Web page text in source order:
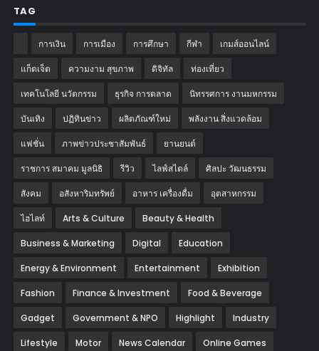
TAG
การเงิน การเมือง การศึกษา กีฬา เกมส์ออนไลน์
แก็ตเจ็ต ความงาม สุขภาพ ดิจิทัล ท่องเที่ยว
เทคโนโลยี นวัตกรรม ธุรกิจ การตลาด นิทรรศการ งานมหกรรม
บันเทิง ปฏิทินข่าว ผลิตภัณฑ์ใหม่ พลังงาน สิ่งแวดล้อม
แฟชั่น ภาพข่าวประชาสัมพันธ์ ‎ยานยนต์‎
ราชการ สมาคม มูลนิธิ รีวิว ไลฟ์สไตล์ ศิลปะ วัฒนธรรม
สังคม อสังหาริมทรัพย์ อาหาร เครื่องดื่ม อุตสาหกรรม
ไฮไลท์ Arts & Culture Beauty & Health
Business & Marketing Digital Education
Energy & Environment Entertainment Exhibition
Fashion Finance & Investment Food & Beverage
Gadget Government & NPO Highlight Industry
Lifestyle Motor News Calendar Online Games